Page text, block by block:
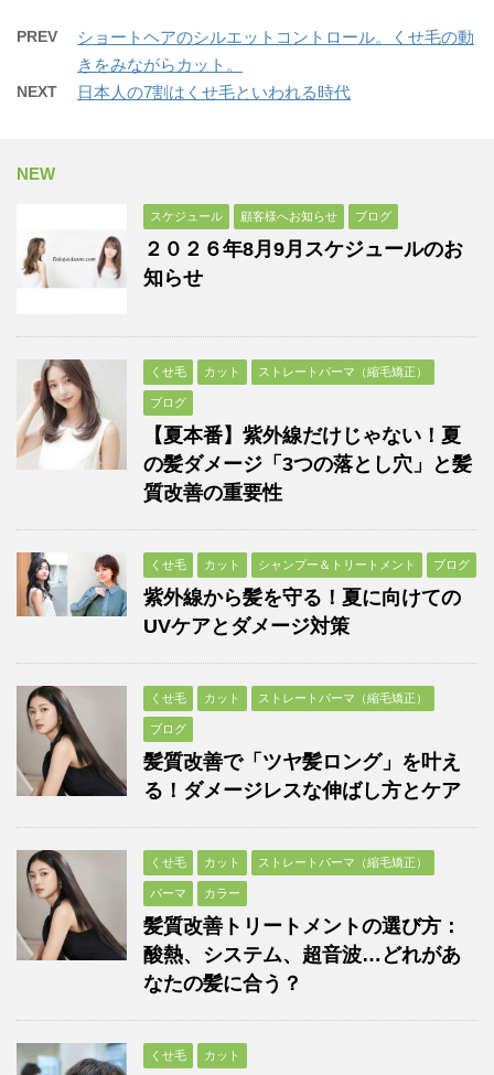
PREV
ショートヘアのシルエットコントロール。くせ毛の動
きをみながらカット。
NEXT 日本人の7割はくせ毛といわれる時代
NEW
スケジュール 顧客様へお知らせ ブログ
２０２６年8月9月スケジュールのお
知らせ
くせ毛 カット ストレートパーマ（縮毛矯正）
ブログ
【夏本番】紫外線だけじゃない！夏
の髪ダメージ「3つの落とし穴」と髪
質改善の重要性
くせ毛 カット シャンプー＆トリートメント ブログ
紫外線から髪を守る！夏に向けての
UVケアとダメージ対策
くせ毛 カット ストレートパーマ（縮毛矯正）
ブログ
髪質改善で「ツヤ髪ロング」を叶え
る！ダメージレスな伸ばし方とケア
くせ毛 カット ストレートパーマ（縮毛矯正）
パーマ カラー
髪質改善トリートメントの選び方：
酸熱、システム、超音波…どれがあ
なたの髪に合う？
くせ毛 カット